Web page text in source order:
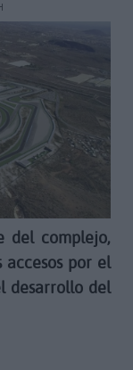
del complejo,
accesos por el
desarrollo del